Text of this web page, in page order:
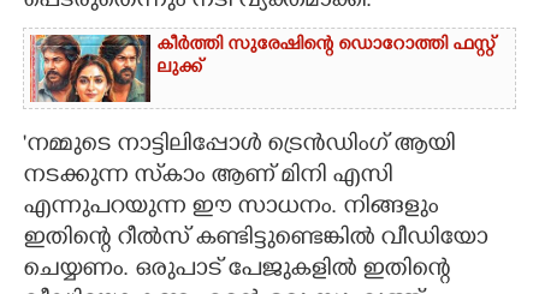
കീർത്തി സുരേഷിന്റെ ഡൊറോത്തി ഫസ്റ്റ്
ലുക്ക്
'നമ്മുടെ നാട്ടിലിപ്പോൾ ട്രെൻഡിംഗ് ആയി
നടക്കുന്ന സ്‌കാം ആണ് മിനി എസി
എന്നുപറയുന്ന ഈ സാധനം. നിങ്ങളും
ഇതിന്റെ റീൽസ് കണ്ടിട്ടുണ്ടെങ്കിൽ വീഡിയോ
ചെയ്യണം. ഒരുപാട് പേജുകളിൽ ഇതിന്റെ